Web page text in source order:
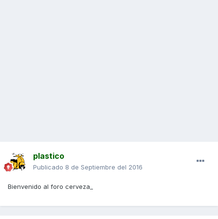
plastico
Publicado 8 de Septiembre del 2016
Bienvenido al foro cerveza_